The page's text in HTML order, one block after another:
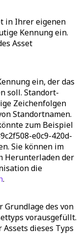
in Ihrer eigenen
Kennung ein.
Asset
ein, der das
soll. Standort-
Zeichenfolgen
Standortnamen.
zum Beispiel
e0c9-420d-
Sie können im
Herunterladen der
die
.
Grundlage des von
vorausgefüllt.
Assets dieses Typs